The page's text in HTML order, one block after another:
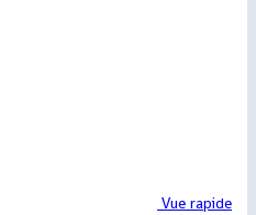
Vue rapide